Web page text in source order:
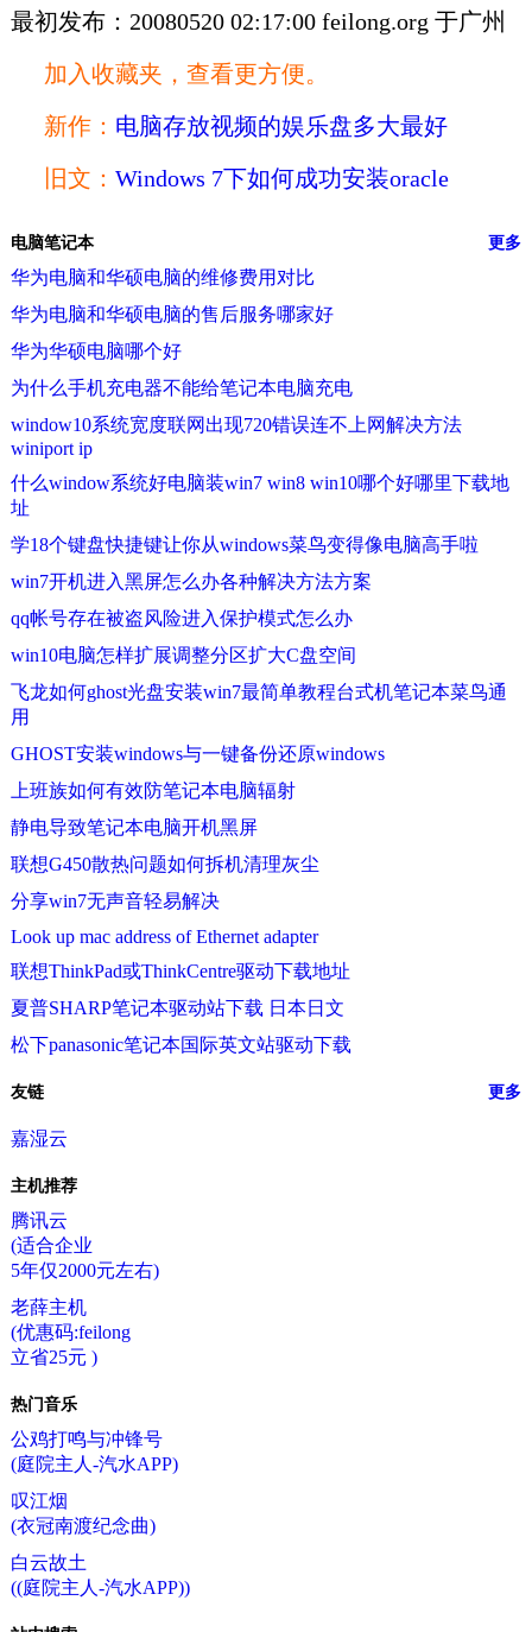
最初发布：20080520 02:17:00 feilong.org 于广州
加入收藏夹，查看更方便。
新作： 电脑存放视频的娱乐盘多大最好
旧文： Windows 7下如何成功安装oracle
电脑笔记本 更多
华为电脑和华硕电脑的维修费用对比
华为电脑和华硕电脑的售后服务哪家好
华为华硕电脑哪个好
为什么手机充电器不能给笔记本电脑充电
window10系统宽度联网出现720错误连不上网解决方法
winiport ip
什么window系统好电脑装win7 win8 win10哪个好哪里下载地
址
学18个键盘快捷键让你从windows菜鸟变得像电脑高手啦
win7开机进入黑屏怎么办各种解决方法方案
qq帐号存在被盗风险进入保护模式怎么办
win10电脑怎样扩展调整分区扩大C盘空间
飞龙如何ghost光盘安装win7最简单教程台式机笔记本菜鸟通
用
GHOST安装windows与一键备份还原windows
上班族如何有效防笔记本电脑辐射
静电导致笔记本电脑开机黑屏
联想G450散热问题如何拆机清理灰尘
分享win7无声音轻易解决
Look up mac address of Ethernet adapter
联想ThinkPad或ThinkCentre驱动下载地址
夏普SHARP笔记本驱动站下载 日本日文
松下panasonic笔记本国际英文站驱动下载
友链 更多
嘉湿云
主机推荐
腾讯云
(适合企业
5年仅2000元左右)
老薛主机
(优惠码:feilong
立省25元 )
热门音乐
公鸡打鸣与冲锋号
(庭院主人-汽水APP)
叹江烟
(衣冠南渡纪念曲)
白云故土
((庭院主人-汽水APP))